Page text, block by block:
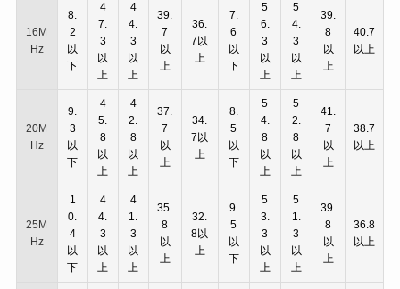
16M
Hz
8.
2
以
下
4
7.
3
以
上
4
4.
3
以
上
39.
7
以
上
36.
7以
上
7.
6
以
下
5
6.
3
以
上
5
4.
3
以
上
39.
8
以
上
40.7
以上
20M
Hz
9.
3
以
下
4
5.
8
以
上
4
2.
8
以
上
37.
7
以
上
34.
7以
上
8.
5
以
下
5
4.
8
以
上
5
2.
8
以
上
41.
7
以
上
38.7
以上
25M
Hz
1
0.
4
以
下
4
4.
3
以
上
4
1.
3
以
上
35.
8
以
上
32.
8以
上
9.
5
以
下
5
3.
3
以
上
5
1.
3
以
上
39.
8
以
上
36.8
以上